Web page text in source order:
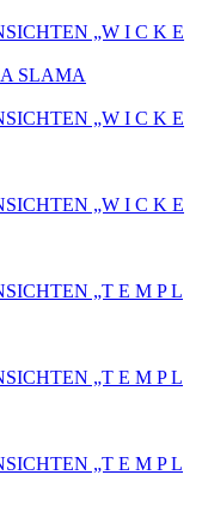
„W I C K E
SLAMA
„W I C K E
„W I C K E
„T E M P L
„T E M P L
„T E M P L